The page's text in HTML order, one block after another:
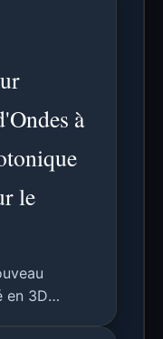
et les
des
à
le
en 3D